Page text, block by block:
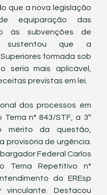
que a nova legislação
equiparação das
às subvenções de
sustentou que a
formada sob
seria mais aplicável,
previstas em lei.
dos processos em
n° 843/STF, a 3ª
mérito da questão,
provisória de urgência.
Federal Carlos
Tema Repetitivo n°
do EREsp
vinculante. Destacou